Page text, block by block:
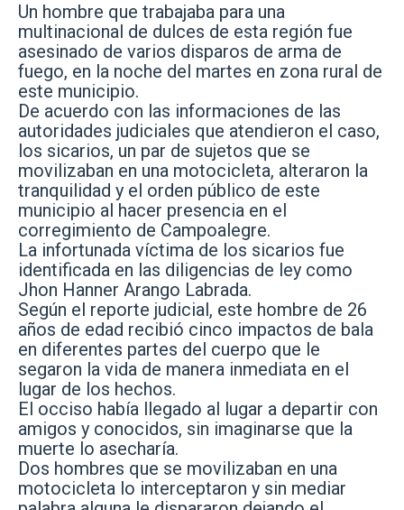
Un hombre que trabajaba para una
multinacional de dulces de esta región fue
asesinado de varios disparos de arma de
fuego, en la noche del martes en zona rural de
este municipio.
De acuerdo con las informaciones de las
autoridades judiciales que atendieron el caso,
los sicarios, un par de sujetos que se
movilizaban en una motocicleta, alteraron la
tranquilidad y el orden público de este
municipio al hacer presencia en el
corregimiento de Campoalegre.
La infortunada víctima de los sicarios fue
identificada en las diligencias de ley como
Jhon Hanner Arango Labrada.
Según el reporte judicial, este hombre de 26
años de edad recibió cinco impactos de bala
en diferentes partes del cuerpo que le
segaron la vida de manera inmediata en el
lugar de los hechos.
El occiso había llegado al lugar a departir con
amigos y conocidos, sin imaginarse que la
muerte lo asecharía.
Dos hombres que se movilizaban en una
motocicleta lo interceptaron y sin mediar